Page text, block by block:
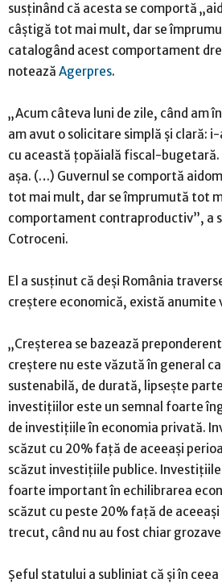
susținând că acesta se comportă
câștigă tot mai mult, dar se
catalogând acest comportament
notează Agerpres.
„Acum câteva luni de zile, când am
am avut o solicitare simplă și clară:
cu această țopăială fiscal-
așa. (…) Guvernul se comportă
tot mai mult, dar se împrumută tot
comportament contraproductiv”, a
Cotroceni.
El a susținut că deși România
creștere economică, există
„Creșterea se bazează
creștere nu este văzută în general
sustenabilă, de durată, lipsește
investițiilor este un semnal foarte
de investițiile în economia privată.
scăzut cu 20% față de aceeași
scăzut investițiile publice. Investițiile
foarte important în echilibrarea
scăzut cu peste 20% față de
trecut, când nu au fost chiar
Șeful statului a subliniat că și în